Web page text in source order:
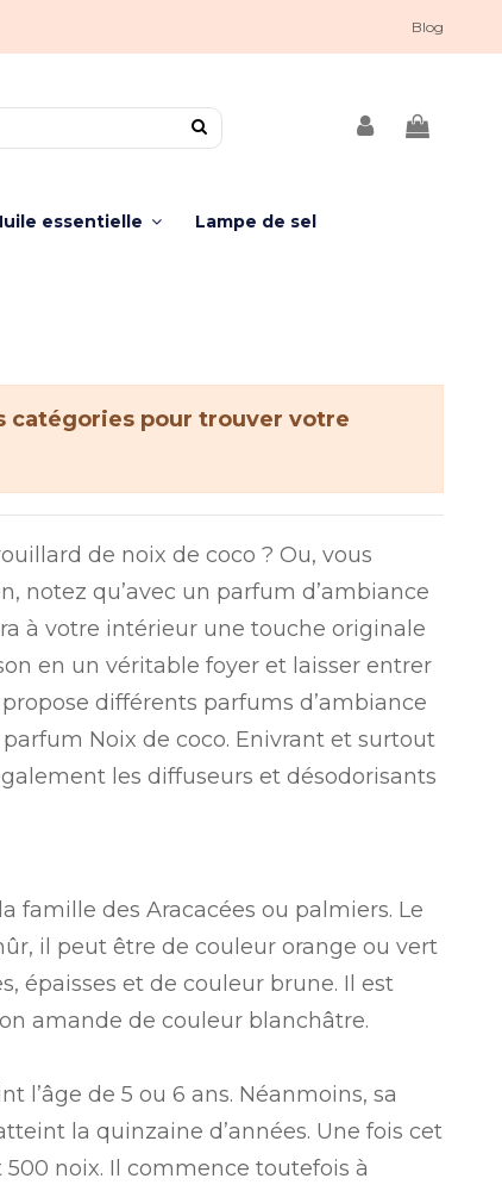
Blog
essentielle Lampe de sel
catégories pour trouver votre
de noix de coco ? Ou, vous
notez qu’avec un parfum d’ambiance
à votre intérieur une touche originale
en un véritable foyer et laisser entrer
différents parfums d’ambiance
Noix de coco. Enivrant et surtout
les diffuseurs et désodorisants
famille des Aracacées ou palmiers. Le
il peut être de couleur orange ou vert
épaisses et de couleur brune. Il est
amande de couleur blanchâtre.
l’âge de 5 ou 6 ans. Néanmoins, sa
la quinzaine d’années. Une fois cet
noix. Il commence toutefois à